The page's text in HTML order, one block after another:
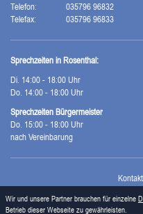
Telefon:
035796 96832
Telefax:
035796 96833
Sprechzeiten in Rosenthal:
Di. 14:00 - 18:00 Uhr
Do. 14:00 - 18:00 Uhr
Sprechzeiten Bürgermeister
Do. 15:00 - 18:00 Uhr
nach Vereinbarung
Kontakt
Wir und unsere Partner brauchen für einzelne
Betrieb dieser Webseite zu gewährleisten.